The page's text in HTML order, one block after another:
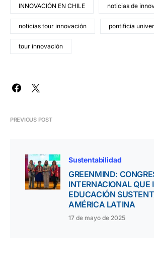
INNOVACIÓN EN CHILE noticias de
noticias tour innovación pontificia
tour innovación
PREVIOUS POST
Sustentabilidad
GREENMIND:
INTERNACIONAL QUE
EDUCACIÓN
AMÉRICA LATINA
17 de mayo de 2025